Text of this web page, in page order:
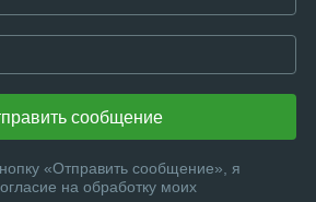
сообщение
«Отправить сообщение», я
на обработку моих